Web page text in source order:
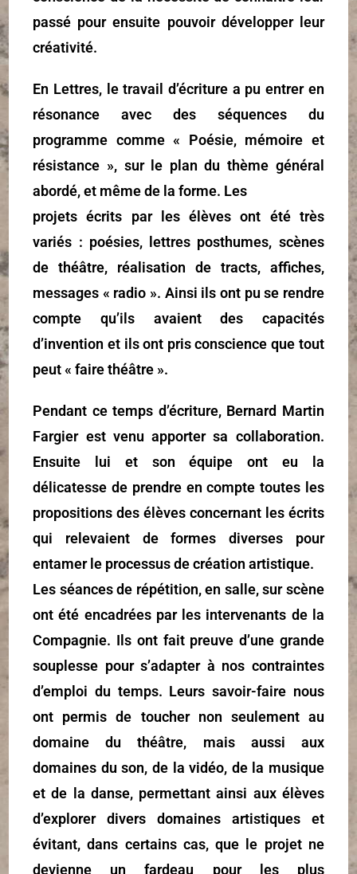
passé pour ensuite pouvoir développer leur
créativité.
En Lettres, le travail d’écriture a pu entrer en
résonance avec des séquences du
programme comme « Poésie, mémoire et
résistance », sur le plan du thème général
abordé, et même de la forme. Les
projets écrits par les élèves ont été très
variés : poésies, lettres posthumes, scènes
de théâtre, réalisation de tracts, affiches,
messages « radio ». Ainsi ils ont pu se rendre
compte qu’ils avaient des capacités
d’invention et ils ont pris conscience que tout
peut « faire théâtre ».
Pendant ce temps d’écriture, Bernard Martin
Fargier est venu apporter sa collaboration.
Ensuite lui et son équipe ont eu la
délicatesse de prendre en compte toutes les
propositions des élèves concernant les écrits
qui relevaient de formes diverses pour
entamer le processus de création artistique.
Les séances de répétition, en salle, sur scène
ont été encadrées par les intervenants de la
Compagnie. Ils ont fait preuve d’une grande
souplesse pour s’adapter à nos contraintes
d’emploi du temps. Leurs savoir-faire nous
ont permis de toucher non seulement au
domaine du théâtre, mais aussi aux
domaines du son, de la vidéo, de la musique
et de la danse, permettant ainsi aux élèves
d’explorer divers domaines artistiques et
évitant, dans certains cas, que le projet ne
devienne un fardeau pour les plus